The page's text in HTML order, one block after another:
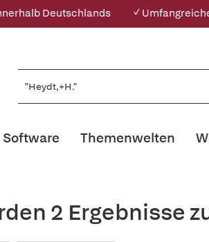
Deutschlands ✓
Software Themenwelten
2 Ergebnisse